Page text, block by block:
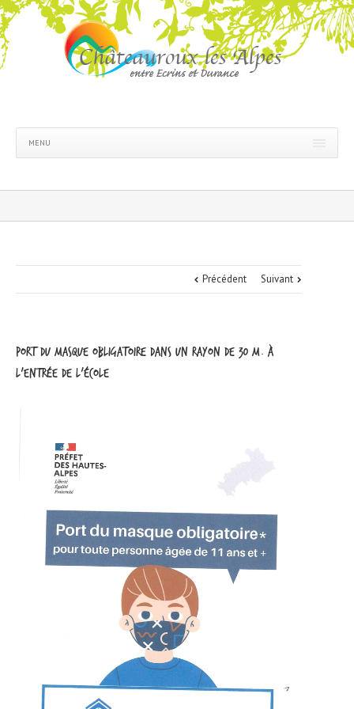
MENU
Précédent Suivant
Port du masque obligatoire dans un rayon de 30 m. à
l’entrée de l’école